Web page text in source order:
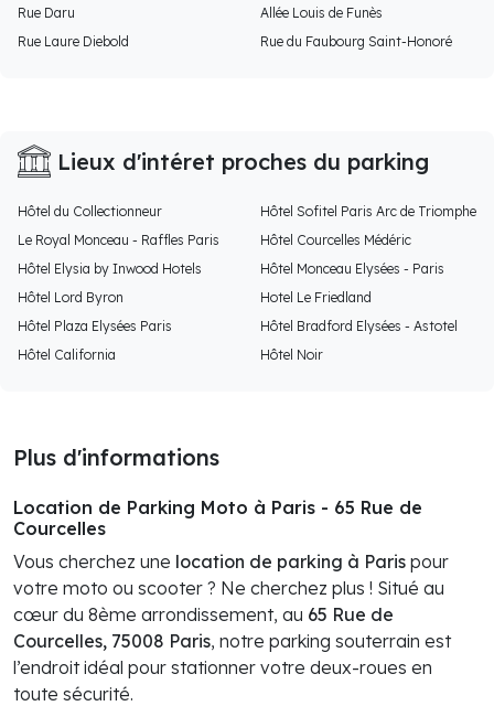
Rue Daru
Allée Louis de Funès
Rue Laure Diebold
Rue du Faubourg Saint-Honoré
Lieux d'intéret proches du parking
Hôtel du Collectionneur
Hôtel Sofitel Paris Arc de Triomphe
Le Royal Monceau - Raffles Paris
Hôtel Courcelles Médéric
Hôtel Elysia by Inwood Hotels
Hôtel Monceau Elysées - Paris
Hôtel Lord Byron
Hotel Le Friedland
Hôtel Plaza Elysées Paris
Hôtel Bradford Elysées - Astotel
Hôtel California
Hôtel Noir
Plus d'informations
Location de Parking Moto à Paris - 65 Rue de
Courcelles
Vous cherchez une location de parking à Paris pour
votre moto ou scooter ? Ne cherchez plus ! Situé au
cœur du 8ème arrondissement, au 65 Rue de
Courcelles, 75008 Paris, notre parking souterrain est
l’endroit idéal pour stationner votre deux-roues en
toute sécurité.